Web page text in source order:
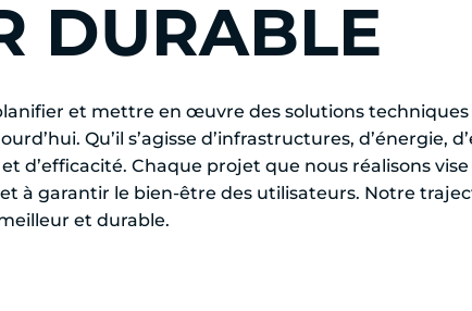
DURABLE
et mettre en œuvre des solutions
Qu’il s’agisse d’infrastructures, d’énergie,
d’efficacité. Chaque projet que nous réalisons
à garantir le bien-être des utilisateurs. Notre
et durable.